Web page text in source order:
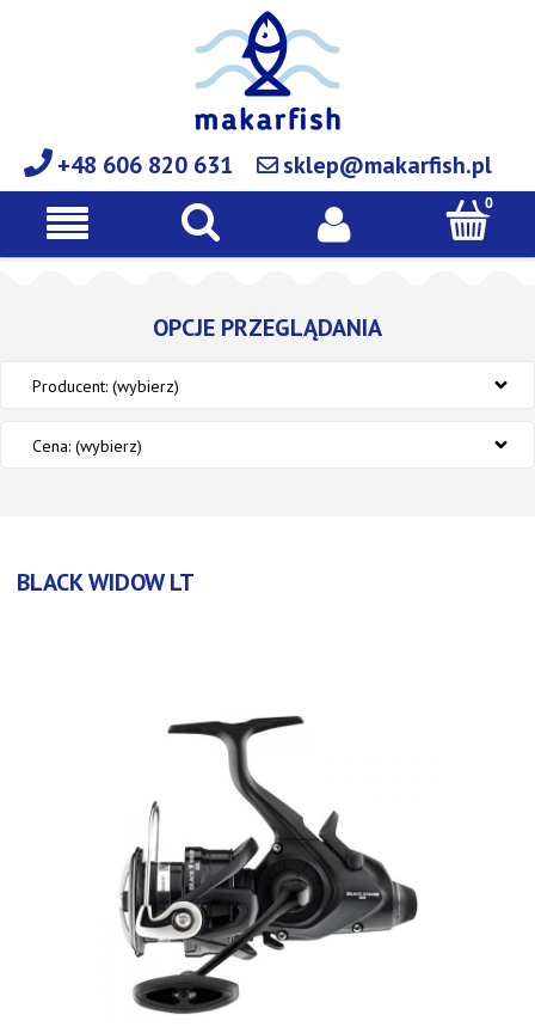
+48 606 820 631 sklep@makarfish.pl
OPCJE PRZEGLĄDANIA
Producent: (wybierz)
Cena: (wybierz)
BLACK WIDOW LT